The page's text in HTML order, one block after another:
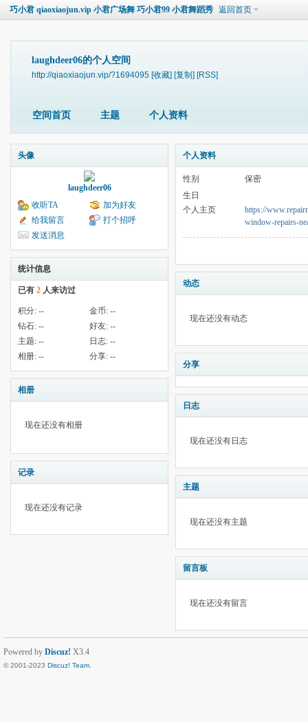
巧小君 qiaoxiaojun.vip 小君广场舞 巧小君99 小君舞蹈秀 返回首页
laughdeer06的个人空间
http://qiaoxiaojun.vip/?1694095 [收藏] [复制] [RSS]
空间首页 主题 个人资料
头像
laughdeer06
收听TA
加为好友
给我留言
打个招呼
发送消息
统计信息
已有 2 人来访过
积分: -- 金币: --
钻石: -- 好友: --
主题: -- 日志: --
相册: -- 分享: --
相册
现在还没有相册
记录
现在还没有记录
个人资料
性别
保密
生日
个人主页
https://
window-repairs-
动态
现在还没有动态
分享
日志
现在还没有日志
主题
现在还没有主题
留言板
现在还没有留言
Powered by Discuz! X3.4
© 2001-2023 Discuz! Team